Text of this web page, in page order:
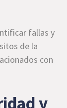
fallas y
de la
con
y